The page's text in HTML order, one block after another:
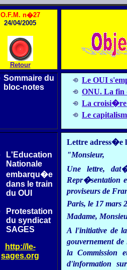
O.F.M. n�27
24/04/2005
Retour
Sommaire du
bloc-notes
Le OUI
ONU. La
La croisi�re
Le
L'Education
Nationale
embarqu�e
dans le train
du OUI
Protestation
du syndicat
SAGES
http://le-
sages.org
Lettre adress�e
"Monsieur,
Une lettre,
Repr�sentation
proviseurs de
Paris, le 17 mars
Madame,
A l'initiative de
gouvernement
la Commission
d'information